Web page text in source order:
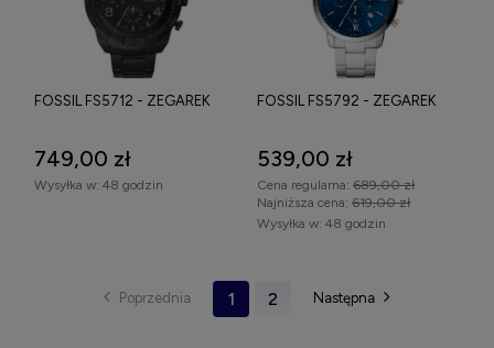
FOSSIL FS5712 - ZEGAREK
749,00 zł
Wysyłka w: 48 godzin
FOSSIL FS5792 - ZEGAREK
539,00 zł
Cena regularna: 689,00 zł
Najniższa cena: 619,00 zł
Wysyłka w: 48 godzin
1 2